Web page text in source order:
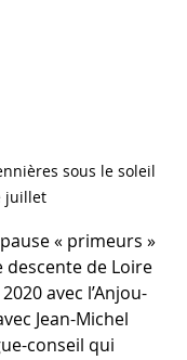
sous le soleil
juillet
« primeurs »
de Loire
avec l’Anjou-
Jean-Michel
conseil qui